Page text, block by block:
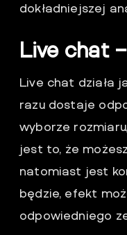
dokładniejszej
Live chat
Live chat działa
razu dostaje
wyborze
jest to, że
natomiast jest
będzie, efekt
odpowiedniego